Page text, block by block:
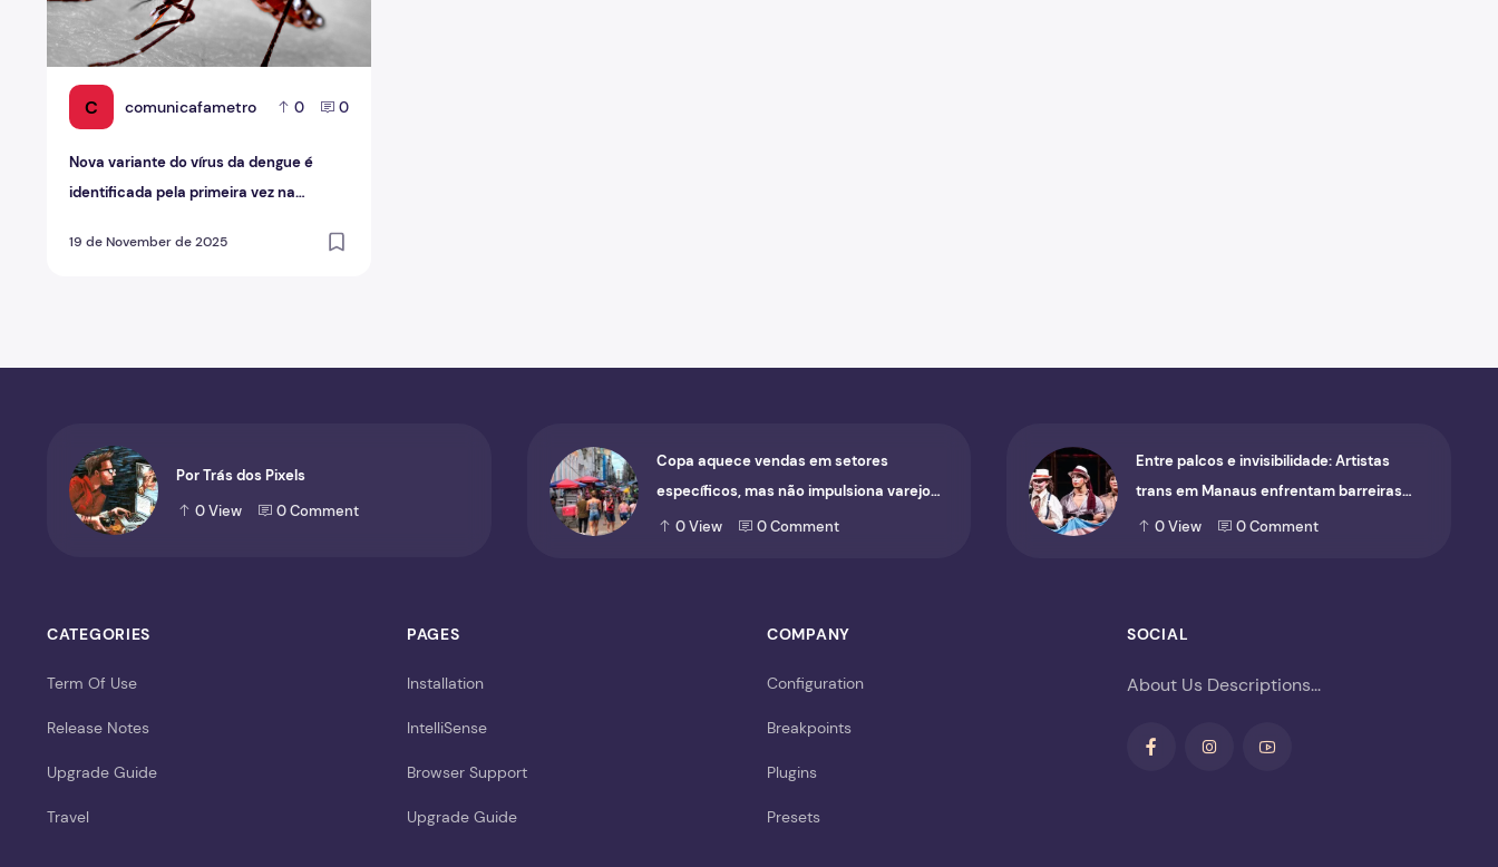
C comunicafametro 0 0
Nova variante do vírus da dengue é
identificada pela primeira vez na
19 de November de 2025
Por Trás dos Pixels
0View 0Comment
Copa aquece vendas em setores
específicos, mas não impulsiona varejo
de forma geral
0View 0Comment
Entre palcos e invisibilidade: Artistas
trans em Manaus enfrentam barreiras
para ocupar o cenário cultural
0View 0Comment
CATEGORIES
Term Of Use
Release Notes
Upgrade Guide
Travel
PAGES
Installation
IntelliSense
Browser Support
Upgrade Guide
COMPANY
Configuration
Breakpoints
Plugins
Presets
SOCIAL
About Us Descriptions...